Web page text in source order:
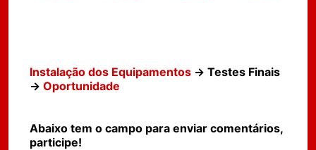
Instalação dos Equipamentos → Testes Finais
→ Oportunidade
Abaixo tem o campo para enviar comentários,
participe!